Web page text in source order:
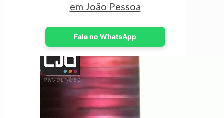
em João Pessoa
Fale no WhatsApp